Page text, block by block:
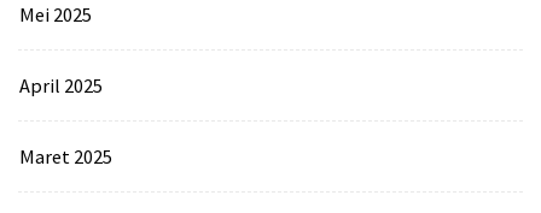
Mei 2025
April 2025
Maret 2025